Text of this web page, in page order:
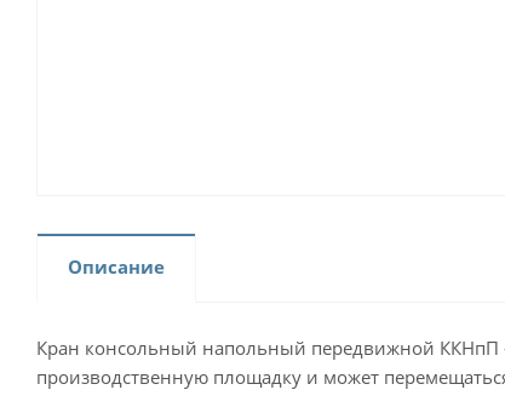
Описание
Кран консольный напольный передвижной ККНпП -
производственную площадку и может